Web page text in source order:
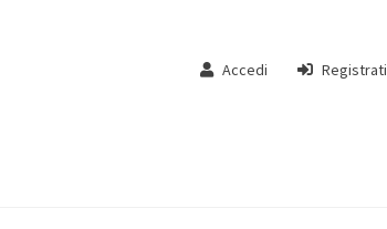
Accedi Registrati